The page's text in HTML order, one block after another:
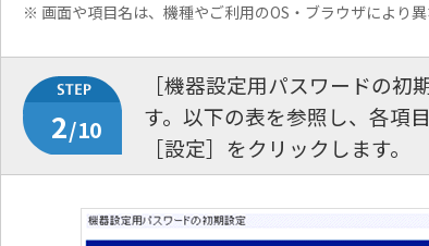
※ 画面や項目名は、機種やご利用のOS・ブラウザにより異
2/10
［機器設定用パスワードの
す。以下の表を参照し、各項
［設定］をクリックします。